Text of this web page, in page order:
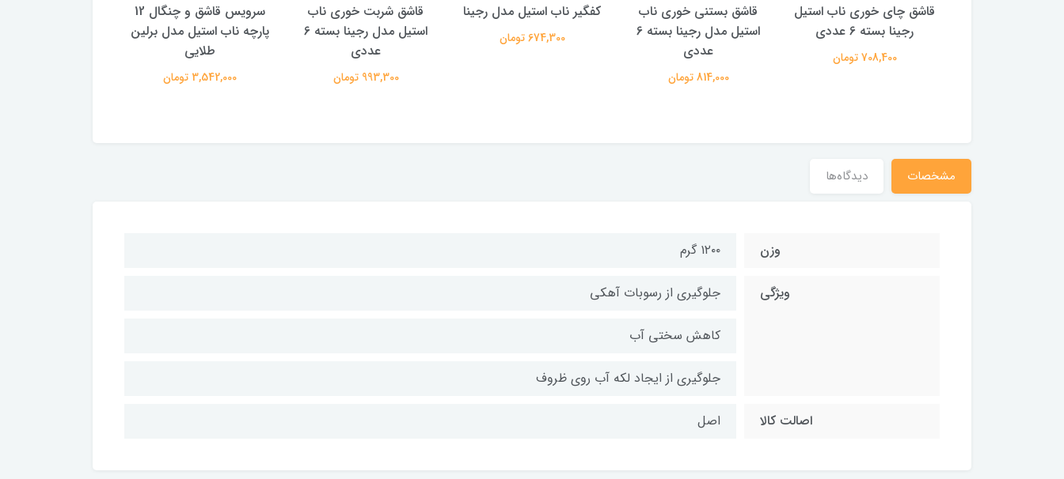
قاشق چای خوری ناب استیل
رجینا بسته 6 عددی
708,400 تومان
قاشق بستنی خوری ناب
استیل مدل رجینا بسته 6
عددی
814,000 تومان
کفگیر ناب استیل مدل رجینا
674,300 تومان
قاشق شربت خوری ناب
استیل مدل رجینا بسته 6
عددی
993,300 تومان
سرویس قاشق و چنگال 12
پارچه ناب استیل مدل برلین
طلایی
3,542,000 تومان
مشخصات دیدگاه‌ها
وزن ۱۲۰۰ گرم
ویژگی جلوگیری از رسوبات آهکی
کاهش سختی آب
جلوگیری از ایجاد لکه آب روی ظروف
اصالت کالا اصل